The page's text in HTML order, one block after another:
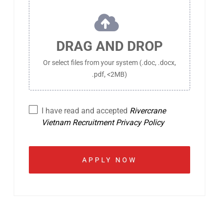
DRAG AND DROP
Or select files from your system (.doc, .docx,
.pdf, <2MB)
I have read and accepted Rivercrane
Vietnam Recruitment Privacy Policy